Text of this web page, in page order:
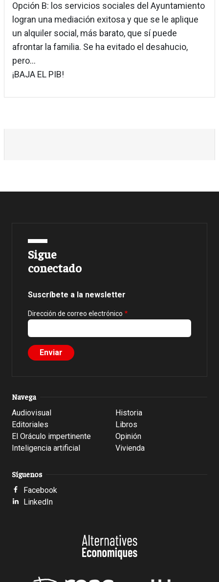
Opción B: los servicios sociales del Ayuntamiento
logran una mediación exitosa y que se le aplique
un alquiler social, más barato, que sí puede
afrontar la familia. Se ha evitado el desahucio,
pero...
¡BAJA EL PIB!
Sigue
conectado
Suscríbete a la newsletter
Dirección de correo electrónico
Navega
Audiovisual
Editoriales
El Oráculo impertinente
Inteligencia artificial
Historia
Libros
Opinión
Vivienda
Síguenos
Facebook
LinkedIn